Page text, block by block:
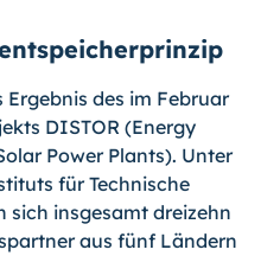
des im Februar
DISTOR (Energy
Power Plants). Unter
für Technische
sich insgesamt dreizehn
aus fünf Ländern